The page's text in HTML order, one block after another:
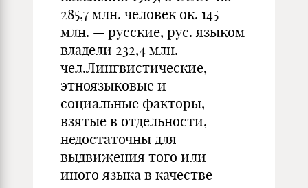
285,7 млн. человек ок. 145
млн. — русские, рус. языком
владели 232,4 млн.
чел.Лингвистические,
этноязыковые и
социальные факторы,
взятые в отдельности,
недостаточны для
выдвижения того или
иного языка в качестве